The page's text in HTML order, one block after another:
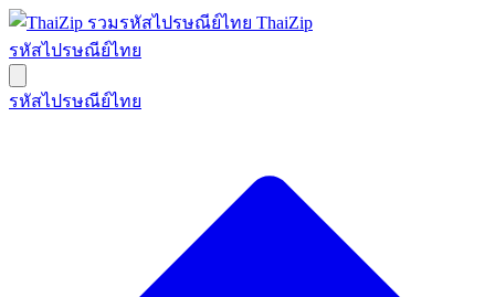
ThaiZip
รหัสไปรษณีย์ไทย
รหัสไปรษณีย์ไทย